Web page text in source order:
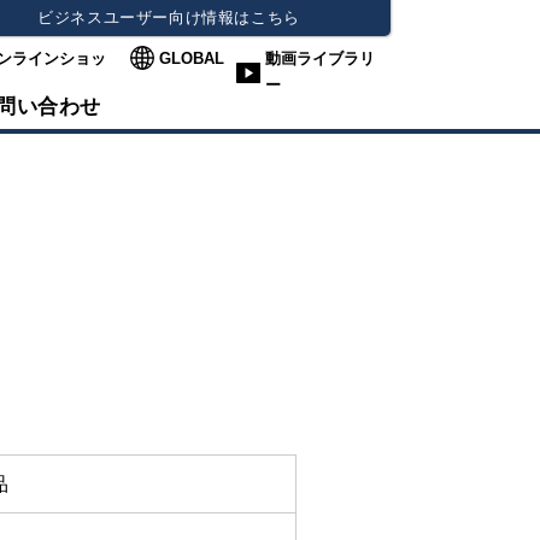
ビジネスユーザー向け情報はこちら
ラインショッ
GLOBAL
動画ライブラリ
ー
い合わせ